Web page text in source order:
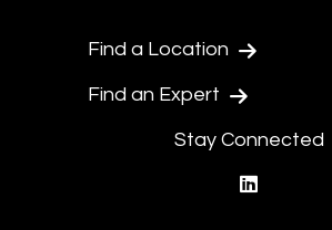
Find a Location
Find an Expert
Stay Connected